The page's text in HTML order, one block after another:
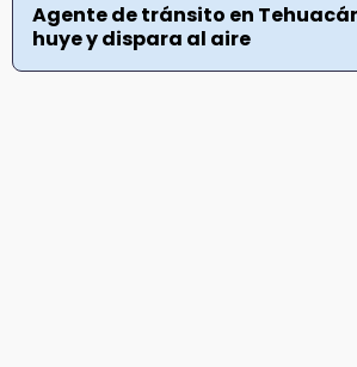
Agente de tránsito en
huye y dispara al aire